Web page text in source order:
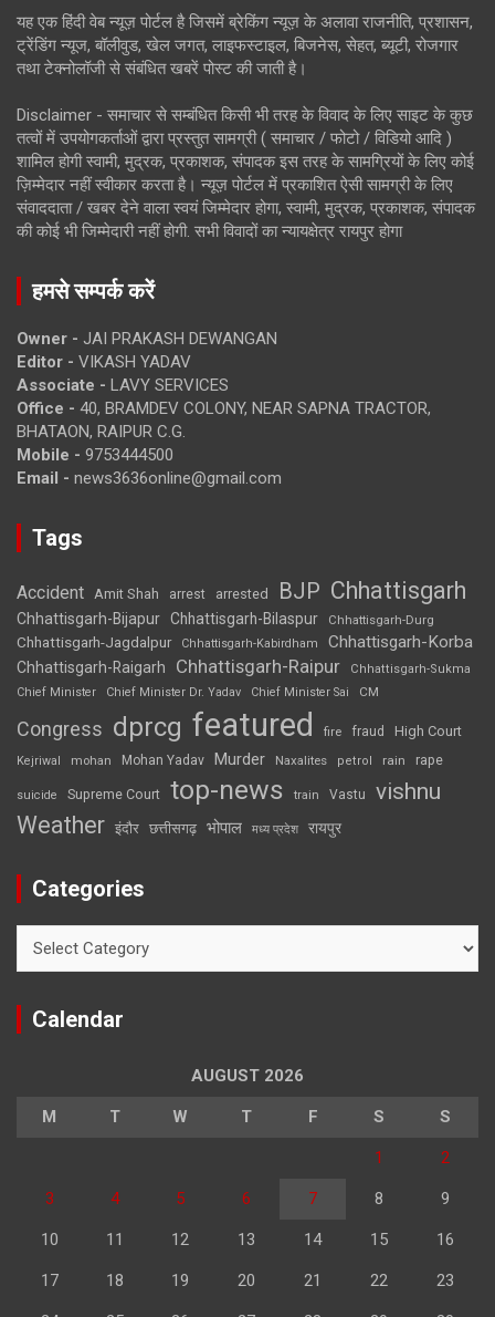
यह एक हिंदी वेब न्यूज़ पोर्टल है जिसमें ब्रेकिंग न्यूज़ के अलावा राजनीति, प्रशासन,
ट्रेंडिंग न्यूज, बॉलीवुड, खेल जगत, लाइफस्टाइल, बिजनेस, सेहत, ब्यूटी, रोजगार
तथा टेक्नोलॉजी से संबंधित खबरें पोस्ट की जाती है।
Disclaimer - समाचार से सम्बंधित किसी भी तरह के विवाद के लिए साइट के कुछ
तत्वों में उपयोगकर्ताओं द्वारा प्रस्तुत सामग्री ( समाचार / फोटो / विडियो आदि )
शामिल होगी स्वामी, मुद्रक, प्रकाशक, संपादक इस तरह के सामग्रियों के लिए कोई
ज़िम्मेदार नहीं स्वीकार करता है। न्यूज़ पोर्टल में प्रकाशित ऐसी सामग्री के लिए
संवाददाता / खबर देने वाला स्वयं जिम्मेदार होगा, स्वामी, मुद्रक, प्रकाशक, संपादक
की कोई भी जिम्मेदारी नहीं होगी. सभी विवादों का न्यायक्षेत्र रायपुर होगा
हमसे सम्पर्क करें
Owner - JAI PRAKASH DEWANGAN
Editor - VIKASH YADAV
Associate - LAVY SERVICES
Office - 40, BRAMDEV COLONY, NEAR SAPNA TRACTOR,
BHATAON, RAIPUR C.G.
Mobile - 9753444500
Email - news3636online@gmail.com
Tags
Accident Amit Shah arrest arrested BJP Chhattisgarh
Chhattisgarh-Bijapur Chhattisgarh-Bilaspur Chhattisgarh-Durg
Chhattisgarh-Jagdalpur Chhattisgarh-Kabirdham Chhattisgarh-Korba
Chhattisgarh-Raigarh Chhattisgarh-Raipur
Chhattisgarh-Sukma
Chief Minister
Chief Minister Dr. Yadav Chief Minister Sai CM
Congress dprcg featured fire fraud High Court
Kejriwal mohan Mohan Yadav Murder Naxalites petrol rain rape
suicide Supreme Court top-news train Vastu vishnu
Weather इंदौर छत्तीसगढ़ भोपाल मध्य प्रदेश रायपुर
Categories
Calendar
AUGUST 2026
M T W T F S S
1 2
3 4 5 6 7 8 9
10 11 12 13 14 15 16
17 18 19 20 21 22 23